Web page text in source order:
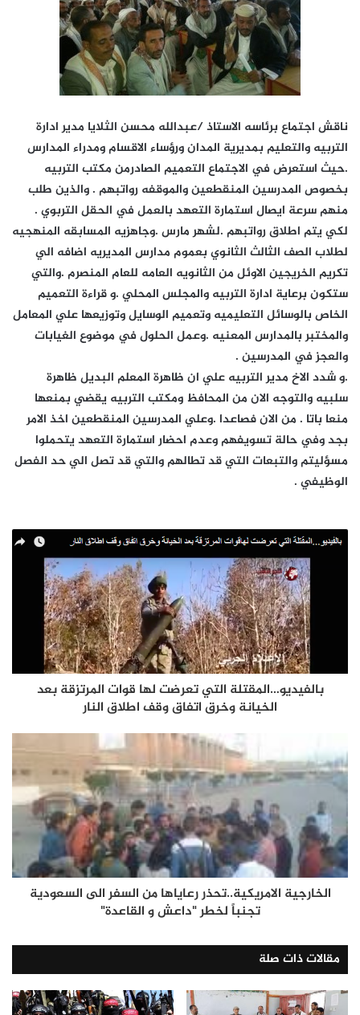
ناقش اجتماع برئاسه الاستاذ /عبدالله محسن الثلايا مدير ادارة
التربيه والتعليم بمديرية المدان ورؤساء الاقسام ومدراء المدارس
.حيث استعرض في الاجتماع التعميم الصادرمن مكتب التربيه
بخصوص المدرسين المنقطعين والموقفه رواتبهم . والذين طلب
منهم سرعة ايصال استمارة التعهد بالعمل في الحقل التربوي .
لكي يتم اطلاق رواتبهم .لشهر مارس .وجاهزيه المسابقه المنهجيه
لطلاب الصف الثالث الثانوي بعموم مدارس المديريه اضافه الي
تكريم الخريجين الاوئل من الثانويه العامه للعام المنصرم .والتي
ستكون برعاية ادارة التربيه والمجلس المحلي .و قراءة التعميم
الخاص بالوسائل التعليميه وتعميم الوسايل وتوزيعها علي المعامل
والمختبر بالمدارس المعنيه .وعمل الحلول في موضوع الغيابات
والعجز في المدرسين .
.و شدد الاخ مدير التربيه علي ان ظاهرة المعلم البديل ظاهرة
سلبيه والتوجه الان من المحافظ ومكتب التربيه يقضي بمنعها
منعا باتا . من الان فصاعدا .وعلي المدرسين المنقطعين اخذ الامر
بجد وفي حالة تسويفهم وعدم احضار استمارة التعهد يتحملوا
مسؤليتم والتبعات التي قد تطالهم والتي قد تصل الي حد الفصل
الوظيفي .
بالفيديو…المقتلة التي تعرضت لها قوات المرتزقة بعد
الخيانة وخرق اتفاق وقف اطلاق النار
الخارجية الامريكية..تحذر رعاياها من السفر الى السعودية
تجنباً لخطر "داعش و القاعدة"
مقالات ذات صلة